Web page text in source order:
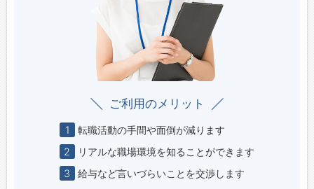
ご利用のメリット
1
転職活動の手間や面倒が減ります
2
リアルな職場環境を知ることができます
3
給与など言いづらいことを交渉します